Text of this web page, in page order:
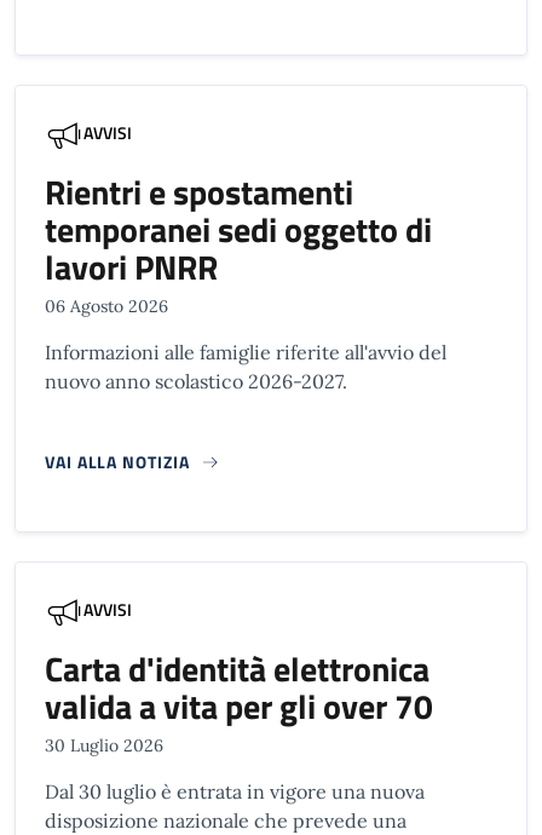
AVVISI
Rientri e spostamenti
temporanei sedi oggetto di
lavori PNRR
06 Agosto 2026
Informazioni alle famiglie riferite all'avvio del
nuovo anno scolastico 2026-2027.
VAI ALLA NOTIZIA
AVVISI
Carta d'identità elettronica
valida a vita per gli over 70
30 Luglio 2026
Dal 30 luglio è entrata in vigore una nuova
disposizione nazionale che prevede una